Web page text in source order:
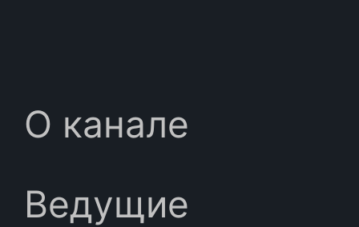
О канале
Ведущие